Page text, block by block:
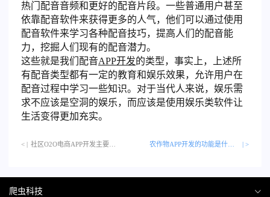
热门配音音频和更好的配音片段。一些普通用户甚至
依靠配音软件来获得更多的人气，他们可以通过使用
配音软件来学习各种配音技巧，提高人们的配音能
力，挖掘人们现有的配音潜力。
这些就是我们配音APP开发的类型，事实上，上述所
有配音类型都有一定的教育和娱乐效果，允许用户在
配音过程中学习一些知识。对于当代人来说，娱乐需
求不应该是空洞的娱乐，而应该是使用娱乐类软件让
生活变得更加充实。
< | | >
爬虫科技